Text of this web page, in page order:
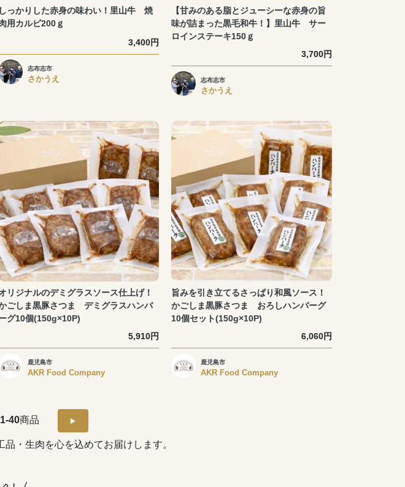
しっかりした赤身の味わい！里山牛 焼
用カルビ200ｇ
3,400円
志布志市
さかうえ
【甘みのある脂とジューシーな赤身の旨
味が詰まった黒毛和牛！】里山牛 サー
ロインステーキ150ｇ
3,700円
志布志市
さかうえ
リジナルのデミグラスソース仕上げ！
ごしま黒豚さつま デミグラスハンバ
グ10個(150g×10P)
5,910円
鹿児島市
AKR Food Company
旨みを引き立てるさっぱり和風ソース！
かごしま黒豚さつま おろしハンバーグ
10個セット(150g×10P)
6,060円
鹿児島市
AKR Food Company
40商品
・生肉を心を込めてお届けします。